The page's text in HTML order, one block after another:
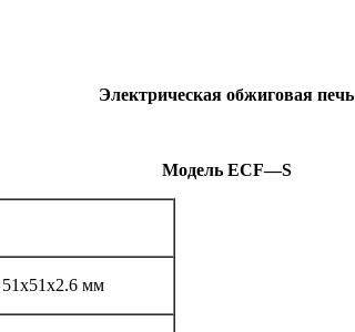
Электрическая обжиговая печь
Модель ECF—S
мм